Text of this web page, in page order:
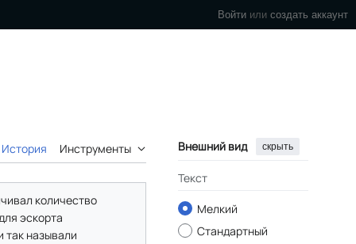
Войти или создать аккаунт
История Инструменты Внешний вид скрыть
Текст
Мелкий
Стандартный
количество
эскорта
так называли